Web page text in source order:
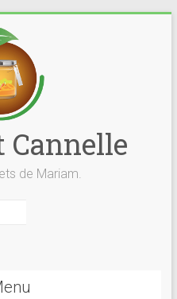
Cannelle
de Mariam.